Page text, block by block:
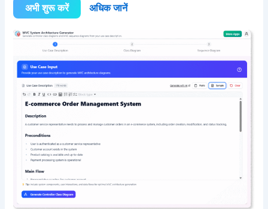
अभी शुरू करें अधिक जानें